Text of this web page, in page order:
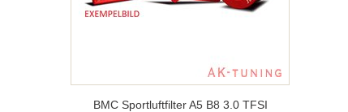
BMC Sportluftfilter A5 B8 3.0 TFSI